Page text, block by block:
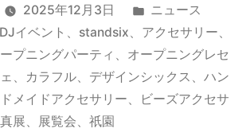
2025年12月3日
カ
テ
ゴ
リ
ー:
ニュース
DJイベント 、 standsix、 アクセサリー、
プニングパーティ 、 オープニングレセ
、 カラフル、 デザインシックス 、 ハン
メイドアクセサリー、
ビーズアクセサ
展、 展覧会、 祇園